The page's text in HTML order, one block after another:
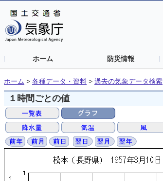
ホーム 防災情報
ホーム > 各種データ・資料 > 過去の気象データ検索
１時間ごとの値